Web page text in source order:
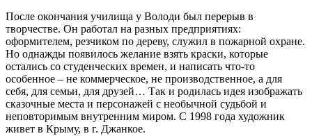
После окончания училища у Володи был перерыв в
творчестве. Он работал на разных предприятиях:
оформителем, резчиком по дереву, служил в пожарной охране.
Но однажды появилось желание взять краски, которые
остались со студенческих времен, и написать что-то
особенное – не коммерческое, не производственное, а для
себя, для семьи, для друзей… Так и родилась идея изображать
сказочные места и персонажей с необычной судьбой и
неповторимым внутренним миром. С 1998 года художник
живет в Крыму, в г. Джанкое.